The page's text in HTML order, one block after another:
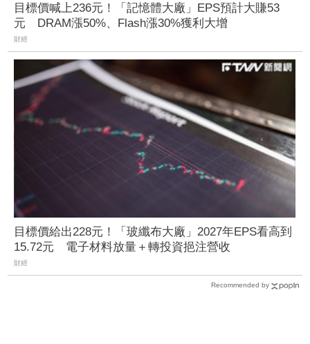
目標價喊上236元！「記憶體大廠」EPS預計大賺53
元 DRAM漲50%、Flash漲30%獲利大增
財經
目標價給出228元！「玻纖布大廠」2027年EPS看高到
15.72元 電子材料放量＋轉投資挹注營收
財經
Recommended by